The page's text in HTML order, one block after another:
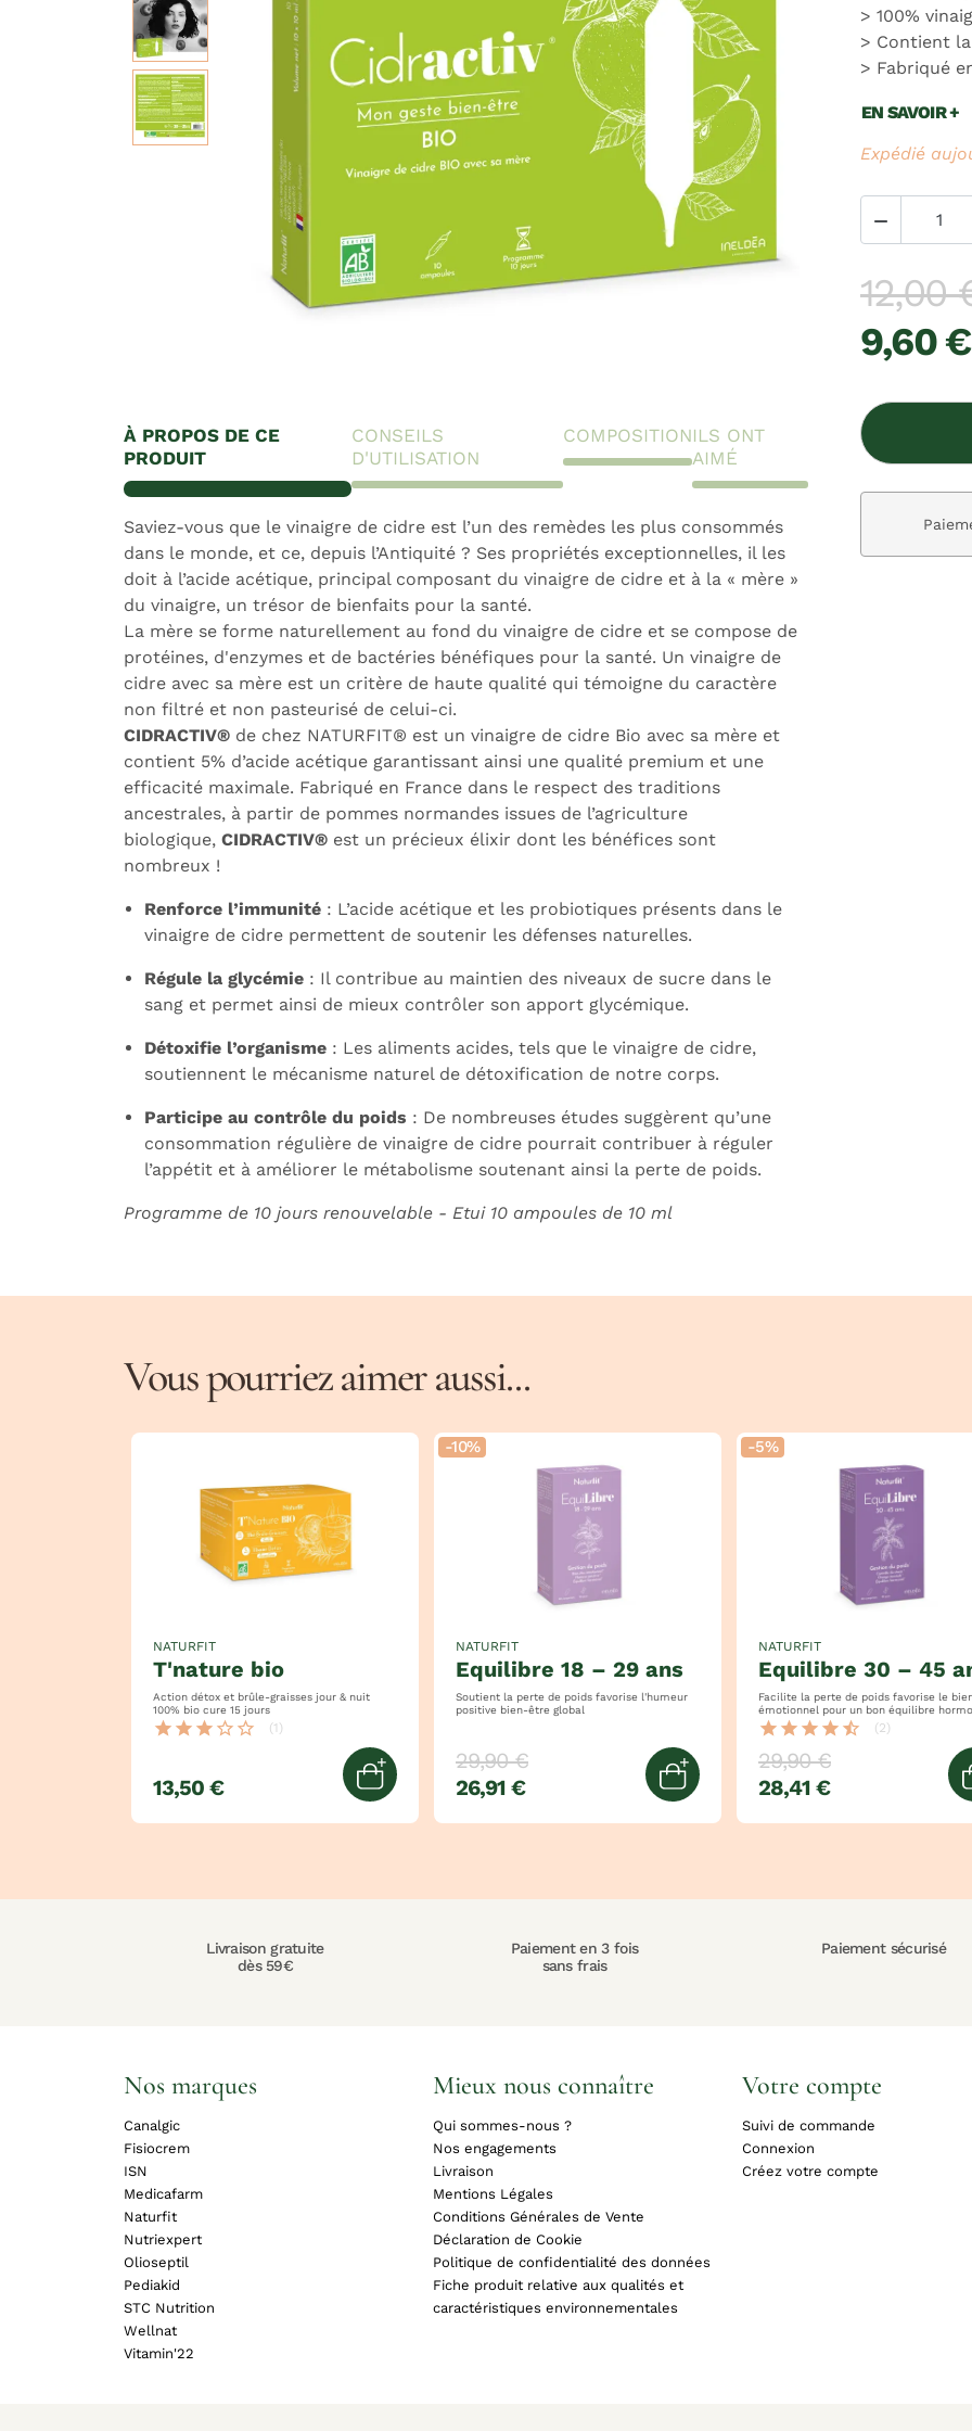
100%
Contient
Fabriqué
EN SAVOIR +
Expédié

12,00
9,60 €
Expédition sous 24h Livraison gratuite dès 59€
À PROPOS DE CE
PRODUIT
CONSEILS
D'UTILISATION
COMPOSITIONILS ONT
AIMÉ
Saviez-vous que le vinaigre de cidre est l’un des remèdes les plus consommés
dans le monde, et ce, depuis l’Antiquité ? Ses propriétés exceptionnelles, il les
doit à l’acide acétique, principal composant du vinaigre de cidre et à la « mère »
du vinaigre, un trésor de bienfaits pour la santé.
La mère se forme naturellement au fond du vinaigre de cidre et se compose de
protéines, d'enzymes et de bactéries bénéfiques pour la santé. Un vinaigre de
cidre avec sa mère est un critère de haute qualité qui témoigne du caractère
non filtré et non pasteurisé de celui-ci.
CIDRACTIV® de chez NATURFIT® est un vinaigre de cidre Bio avec sa mère et
contient 5% d’acide acétique garantissant ainsi une qualité premium et une
efficacité maximale. Fabriqué en France dans le respect des traditions
ancestrales, à partir de pommes normandes issues de l’agriculture
biologique, CIDRACTIV® est un précieux élixir dont les bénéfices sont
nombreux !
Renforce l’immunité : L’acide acétique et les probiotiques présents dans le
vinaigre de cidre permettent de soutenir les défenses naturelles.
Régule la glycémie : Il contribue au maintien des niveaux de sucre dans le
sang et permet ainsi de mieux contrôler son apport glycémique.
Détoxifie l’organisme : Les aliments acides, tels que le vinaigre de cidre,
soutiennent le mécanisme naturel de détoxification de notre corps.
Participe au contrôle du poids : De nombreuses études suggèrent qu’une
consommation régulière de vinaigre de cidre pourrait contribuer à réguler
l’appétit et à améliorer le métabolisme soutenant ainsi la perte de poids.
Programme de 10 jours renouvelable - Etui 10 ampoules de 10 ml
Vous pourriez aimer aussi...
t'nature bio
NATURFIT
Action détox et brûle-graisses jour & nuit
100% bio cure 15 jours
star star star star_border star_border (1)
13,50 € Ajouter au panier
-10%
equilibre 18 – 29 ans
NATURFIT
Soutient la perte de poids favorise l'humeur
positive bien-être global
29,90 €
26,91 €
Ajouter au panier
-5%
equilibre 30 – 45
NATURFIT
Facilite la perte de poids favorise le bien-être
émotionnel pour un bon équilibre
star star star star star_half (2)
29,90 €
28,41 €
Livraison gratuite
dès 59€
Paiement en 3 fois
sans frais
Paiement sécurisé
Nos marques
Canalgic
Fisiocrem
ISN
Medicafarm
Naturfit
Nutriexpert
Olioseptil
Pediakid
STC Nutrition
Wellnat
Vitamin'22
Mieux nous connaître
Qui sommes-nous ?
Nos engagements
Livraison
Mentions Légales
Conditions Générales de Vente
Déclaration de Cookie
Politique de confidentialité des données
Fiche produit relative aux qualités et
caractéristiques environnementales
Votre compte
Suivi de commande
Connexion
Créez votre compte